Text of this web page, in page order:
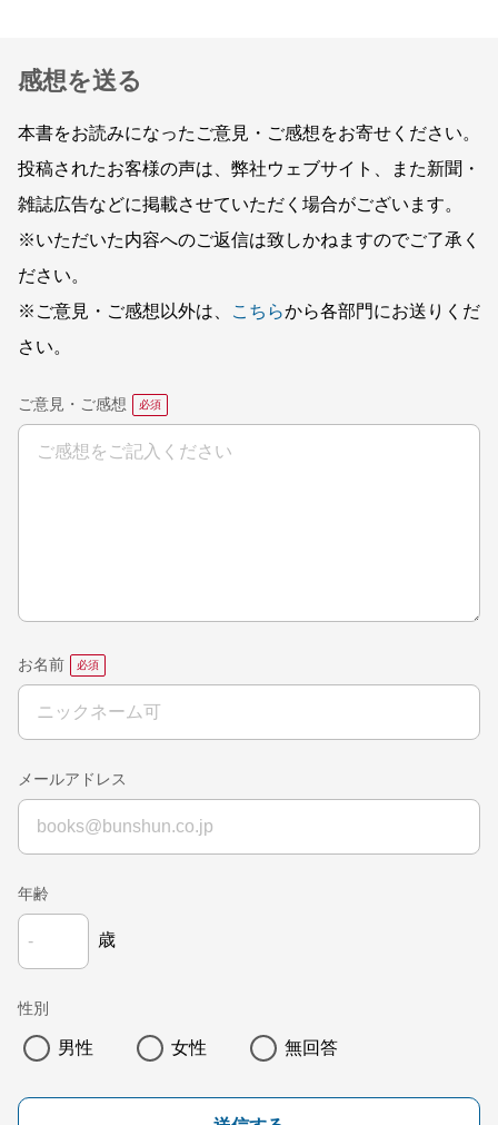
感想を送る
本書をお読みになったご意見・ご感想をお寄せください。
投稿されたお客様の声は、弊社ウェブサイト、また新聞・
雑誌広告などに掲載させていただく場合がございます。
※いただいた内容へのご返信は致しかねますのでご了承く
ださい。
※ご意見・ご感想以外は、
こちらから各部門にお送りくだ
さい。
ご意見・ご感想
お名前
メールアドレス
年齢
歳
性別
男性 女性 無回答